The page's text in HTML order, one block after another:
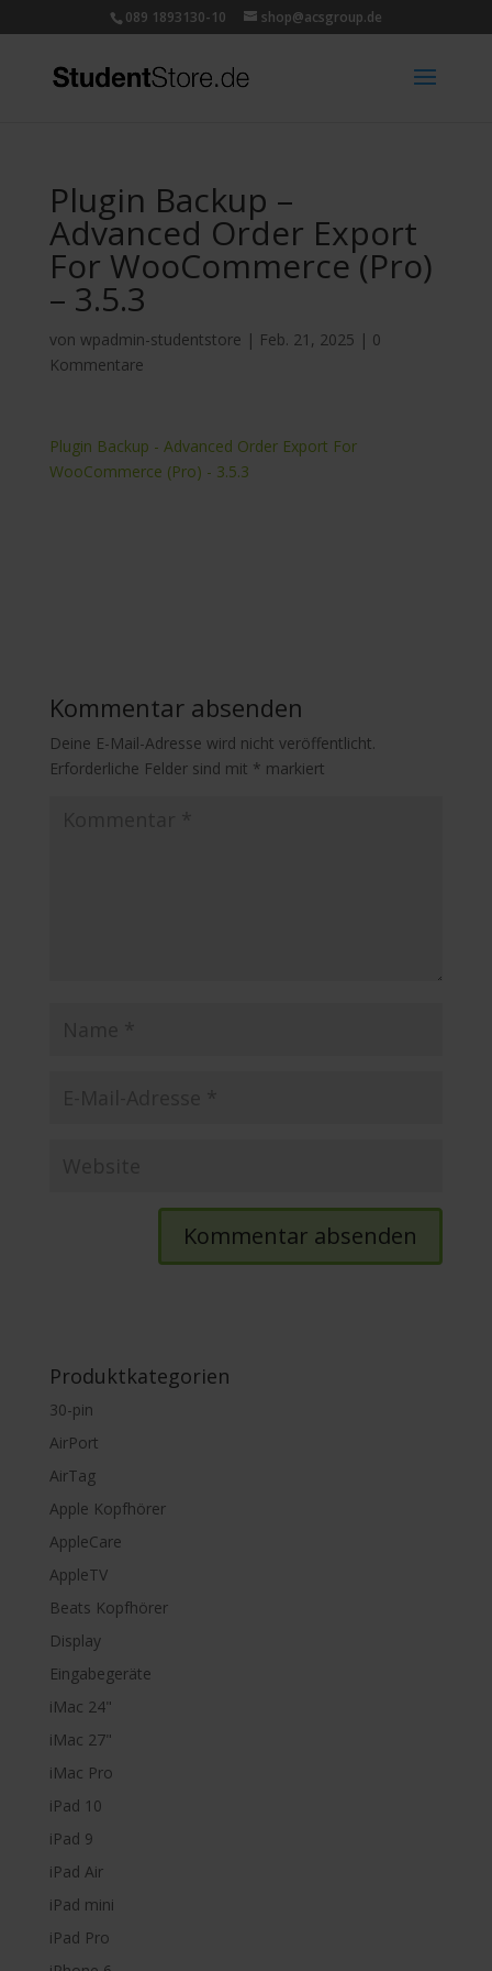
089 1893130-10 shop@acsgroup.de
Plugin Backup –
Advanced Order Export
For WooCommerce (Pro)
– 3.5.3
von wpadmin-studentstore | Feb. 21, 2025 | 0
Kommentare
Plugin Backup - Advanced Order Export For
WooCommerce (Pro) - 3.5.3
Kommentar absenden
Deine E-Mail-Adresse wird nicht veröffentlicht.
Erforderliche Felder sind mit * markiert
Produktkategorien
30-pin
AirPort
AirTag
Apple Kopfhörer
AppleCare
AppleTV
Beats Kopfhörer
Display
Eingabegeräte
iMac 24"
iMac 27"
iMac Pro
iPad 10
iPad 9
iPad Air
iPad mini
iPad Pro